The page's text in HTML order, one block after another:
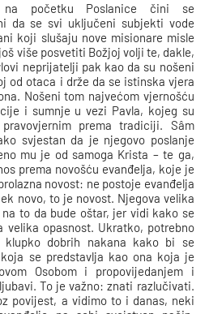
na početku Poslanice čini se
da se svi uključeni subjekti vode
koji slušaju nove misionare misle
više posvetiti Božjoj volji te, dakle,
neprijatelji pak kao da su nošeni
od otaca i drže da se istinska vjera
Nošeni tom najvećom vjernošću
i sumnje u vezi Pavla, kojeg su
prema tradiciji. Sâm
svjestan da je njegovo poslanje
mu je od samoga Krista – te ga,
prema novošću evanđelja, koje je
novost: ne postoje evanđelja
novo, to je novost. Njegova velika
to da bude oštar, jer vidi kako se
velika opasnost. Ukratko, potrebno
dobrih nakana kako bi se
se predstavlja kao ona koja je
Osobom i propovijedanjem i
To je važno: znati razlučivati.
povijest, a vidimo to i danas, neki